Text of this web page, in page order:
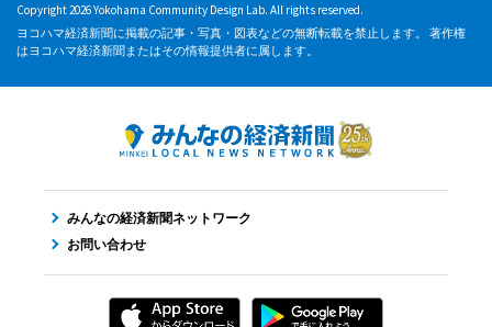
Copyright 2026 Yokohama Community Design Lab. All rights reserved.
ヨコハマ経済新聞に掲載の記事・写真・図表などの無断転載を禁止します。 著作権
はヨコハマ経済新聞またはその情報提供者に属します。
みんなの経済新聞ネットワーク
お問い合わせ